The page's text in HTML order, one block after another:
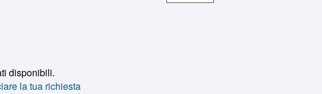
disponibili.
la tua richiesta